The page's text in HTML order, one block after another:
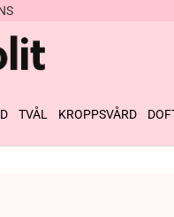
TVÅL KROPPSVÅRD